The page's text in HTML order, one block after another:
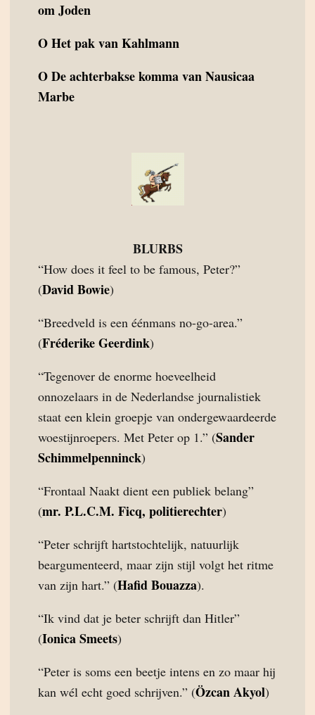
om Joden
OHet pak van Kahlmann
ODe achterbakse komma van Nausicaa
Marbe
BLURBS
“How does it feel to be famous, Peter?”
(David Bowie)
“Breedveld is een éénmans no-go-area.”
(Fréderike Geerdink)
“Tegenover de enorme hoeveelheid
onnozelaars in de Nederlandse journalistiek
staat een klein groepje van ondergewaardeerde
woestijnroepers. Met Peter op 1.” (Sander
Schimmelpenninck)
“Frontaal Naakt dient een publiek belang”
(mr. P.L.C.M. Ficq, politierechter)
“Peter schrijft hartstochtelijk, natuurlijk
beargumenteerd, maar zijn stijl volgt het ritme
van zijn hart.” (Hafid Bouazza).
“Ik vind dat je beter schrijft dan Hitler”
(Ionica Smeets)
“Peter is soms een beetje intens en zo maar hij
kan wél echt goed schrijven.” (Özcan Akyol)